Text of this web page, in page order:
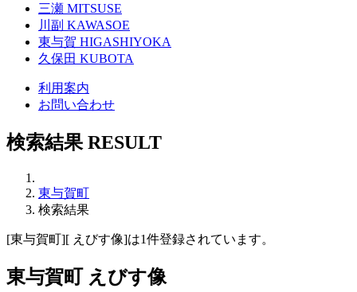
三瀬 MITSUSE
川副 KAWASOE
東与賀 HIGASHIYOKA
久保田 KUBOTA
利用案内
お問い合わせ
検索結果 RESULT
東与賀町
検索結果
[東与賀町][ えびす像]は1件登録されています。
東与賀町 えびす像